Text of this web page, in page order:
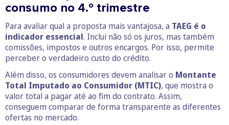
consumo no 4.º trimestre
Para avaliar qual a proposta mais vantajosa, a TAEG é o
indicador essencial. Inclui não só os juros, mas também
comissões, impostos e outros encargos. Por isso, permite
perceber o verdadeiro custo do crédito.
Além disso, os consumidores devem analisar o Montante
Total Imputado ao Consumidor (MTIC), que mostra o
valor total a pagar até ao fim do contrato. Assim,
conseguem comparar de forma transparente as diferentes
ofertas no mercado.